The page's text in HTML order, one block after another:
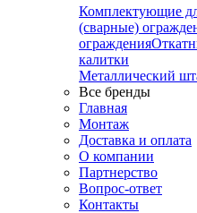
Комплектующие
(сварные)
ограждения
калитки
Металлический
Все бренды
Главная
Монтаж
Доставка и оплата
О компании
Партнерство
Вопрос-ответ
Контакты